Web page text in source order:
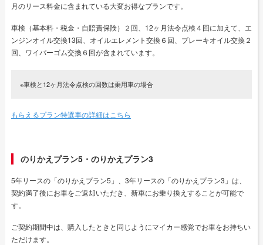
月のリース料金に含まれている大変お得なプランです。
車検（基本料・税金・自賠責保険）２回、12ヶ月法令点検４回に加えて、エ
ンジンオイル交換13回、オイルエレメント交換６回、ブレーキオイル交換２
回、ワイパーゴム交換６回が含まれています。
※車検と12ヶ月法令点検の回数は乗用車の場合
もらえるプラン特選車の詳細はこちら
のりかえプラン5・のりかえプラン3
5年リースの「のりかえプラン5」、3年リースの「のりかえプラン3」は、
契約満了後にお車をご返却いただき、新車にお乗り換えすることが可能で
す。
ご契約期間中は、購入したときと同じようにマイカー感覚でお車をお持ちい
ただけます。